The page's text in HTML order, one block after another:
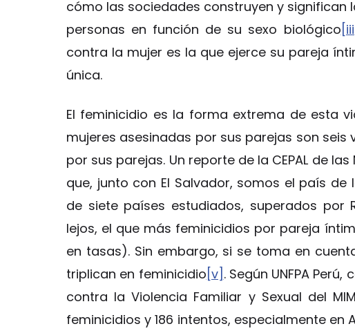
cómo las sociedades construyen y
personas en función de su sexo biológico
contra la mujer es la que ejerce su pareja
única.
El feminicidio es la forma extrema de esta
mujeres asesinadas por sus parejas son
por sus parejas. Un reporte de la CEPAL de
que, junto con El Salvador, somos el país
de siete países estudiados, superados por
lejos, el que más feminicidios por pareja
en tasas). Sin embargo, si se toma en
triplican en feminicidio [v] . Según UNFPA
contra la Violencia Familiar y Sexual del
feminicidios y 186 intentos, especialmente en